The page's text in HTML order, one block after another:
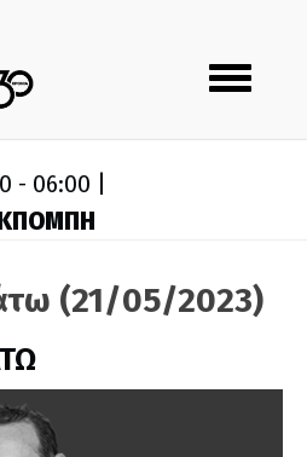
Toggle
navigation
- 06:00 |
(21/05/2023)